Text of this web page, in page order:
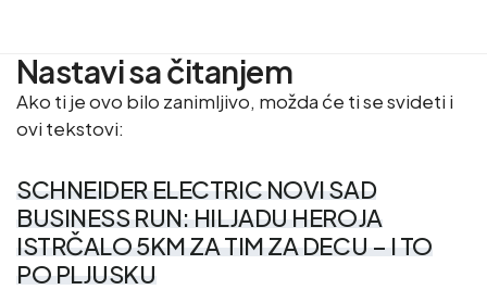
Nastavi sa čitanjem
Ako ti je ovo bilo zanimljivo, možda će ti se svideti i
ovi tekstovi:
SCHNEIDER ELECTRIC NOVI SAD
BUSINESS RUN: HILJADU HEROJA
ISTRČALO 5KM ZA TIM ZA DECU – I TO
PO PLJUSKU